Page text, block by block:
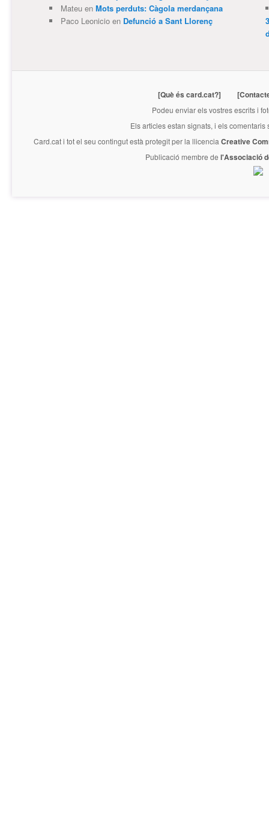
Mateuen Mots perduts: Càgola merdançana
Paco Leonicioen Defunció a Sant Llorenç
[Què és card.cat?]
Podeu enviar els vostres escrits i
Els articles estan signats, i els
Card.cati tot el seu contingut està protegit per la llicencia Creative
Publicació membre de l'Associació